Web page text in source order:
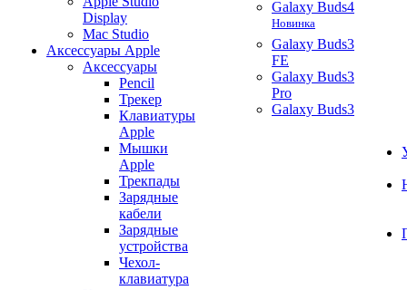
Display
Mac Studio
Аксессуары Apple
Аксессуары
Pencil
Трекер
Клавиатуры
Apple
Мышки
Apple
Трекпады
Зарядные
кабели
Зарядные
устройства
Чехол-
клавиатура
Galaxy Buds4
Новинка
Galaxy Buds3
FE
Galaxy Buds3
Pro
Galaxy Buds3